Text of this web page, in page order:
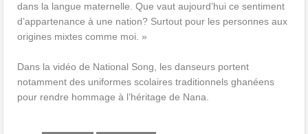
dans la langue maternelle. Que vaut aujourd’hui ce sentiment
d’appartenance à une nation? Surtout pour les personnes aux
origines mixtes comme moi. »
Dans la vidéo de National Song, les danseurs portent
notamment des uniformes scolaires traditionnels ghanéens
pour rendre hommage à l’héritage de Nana.